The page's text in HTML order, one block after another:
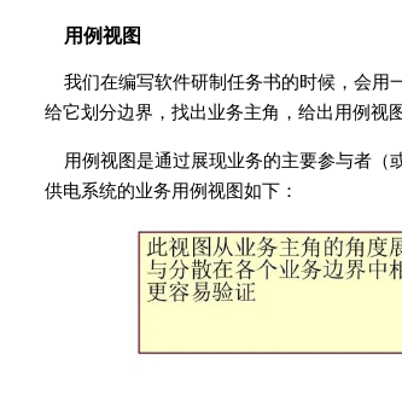
用例视图
我们在编写软件研制任务书的时候，会用
给它划分边界，找出业务主角，给出用例视图
用例视图是通过展现业务的主要参与者
供电系统的业务用例视图如下：